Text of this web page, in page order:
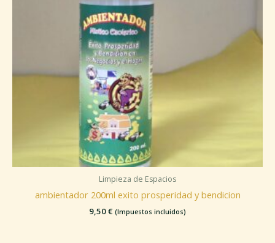
Limpieza de Espacios
ambientador 200ml exito prosperidad y bendicion
9,50€ (Impuestos incluidos)